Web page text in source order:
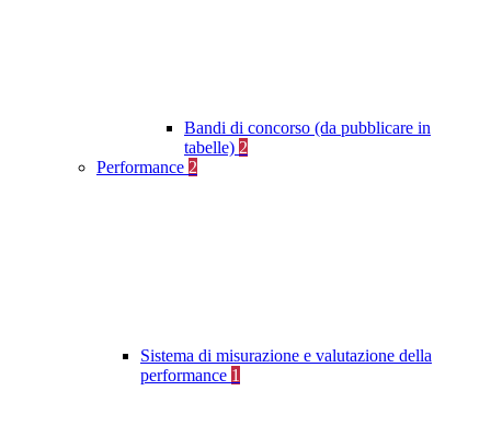
Bandi di concorso (da pubblicare in
tabelle) 2
Performance 2
Sistema di misurazione e valutazione della
performance 1